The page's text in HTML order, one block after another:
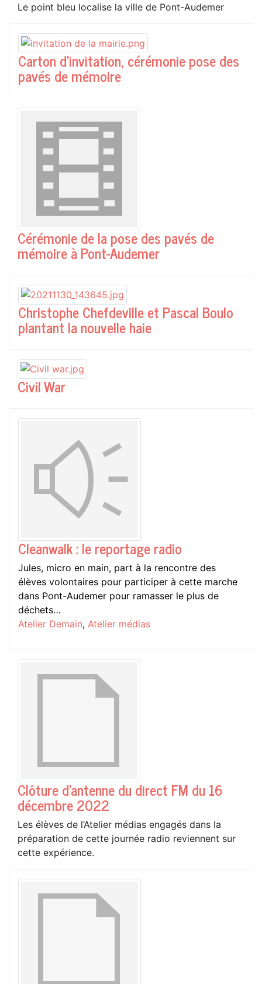
Le point bleu localise la ville de Pont-Audemer
Carton d'invitation, cérémonie pose des
pavés de mémoire
Cérémonie de la pose des pavés de
mémoire à Pont-Audemer
Christophe Chefdeville et Pascal Boulo
plantant la nouvelle haie
Civil War
Cleanwalk : le reportage radio
Jules, micro en main, part à la rencontre des
élèves volontaires pour participer à cette marche
dans Pont-Audemer pour ramasser le plus de
déchets…
Atelier Demain, Atelier médias
Clôture d'antenne du direct FM du 16
décembre 2022
Les élèves de l’Atelier médias engagés dans la
préparation de cette journée radio reviennent sur
cette expérience.